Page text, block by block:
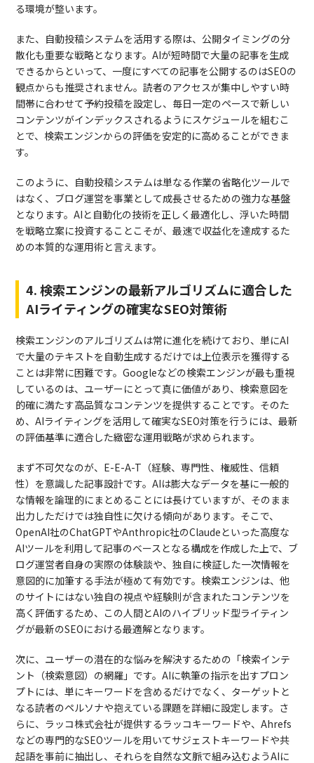
る環境が整います。
また、自動投稿システムを活用する際は、公開タイミングの分
散化も重要な戦略となります。AIが短時間で大量の記事を生成
できるからといって、一度にすべての記事を公開するのはSEOの
観点からも推奨されません。読者のアクセスが集中しやすい時
間帯に合わせて予約投稿を設定し、毎日一定のペースで新しい
コンテンツがインデックスされるようにスケジュールを組むこ
とで、検索エンジンからの評価を安定的に高めることができま
す。
このように、自動投稿システムは単なる作業の省略化ツールで
はなく、ブログ運営を事業として成長させるための強力な基盤
となります。AIと自動化の技術を正しく最適化し、浮いた時間
を戦略立案に投資することこそが、最速で収益化を達成するた
めの本質的な運用術と言えます。
4. 検索エンジンの最新アルゴリズムに適合した
AIライティングの確実なSEO対策術
検索エンジンのアルゴリズムは常に進化を続けており、単にAI
で大量のテキストを自動生成するだけでは上位表示を獲得する
ことは非常に困難です。Googleなどの検索エンジンが最も重視
しているのは、ユーザーにとって真に価値があり、検索意図を
的確に満たす高品質なコンテンツを提供することです。そのた
め、AIライティングを活用して確実なSEO対策を行うには、最新
の評価基準に適合した緻密な運用戦略が求められます。
まず不可欠なのが、E-E-A-T（経験、専門性、権威性、信頼
性）を意識した記事設計です。AIは膨大なデータを基に一般的
な情報を論理的にまとめることには長けていますが、そのまま
出力しただけでは独自性に欠ける傾向があります。そこで、
OpenAI社のChatGPTやAnthropic社のClaudeといった高度な
AIツールを利用して記事のベースとなる構成を作成した上で、ブ
ログ運営者自身の実際の体験談や、独自に検証した一次情報を
意図的に加筆する手法が極めて有効です。検索エンジンは、他
のサイトにはない独自の視点や経験則が含まれたコンテンツを
高く評価するため、この人間とAIのハイブリッド型ライティン
グが最新のSEOにおける最適解となります。
次に、ユーザーの潜在的な悩みを解決するための「検索インテ
ント（検索意図）の網羅」です。AIに執筆の指示を出すプロン
プトには、単にキーワードを含めるだけでなく、ターゲットと
なる読者のペルソナや抱えている課題を詳細に設定します。さ
らに、ラッコ株式会社が提供するラッコキーワードや、Ahrefs
などの専門的なSEOツールを用いてサジェストキーワードや共
起語を事前に抽出し、それらを自然な文脈で組み込むようAIに